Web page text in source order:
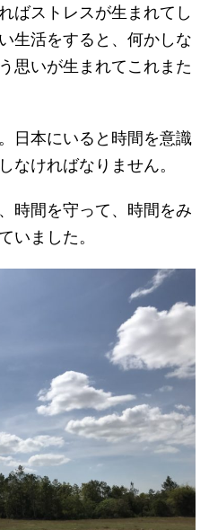
ばストレスが生まれてし
生活をすると、何かしな
思いが生まれてこれまた
日本にいると時間を意識
なければなりません。
時間を守って、時間をみ
いました。